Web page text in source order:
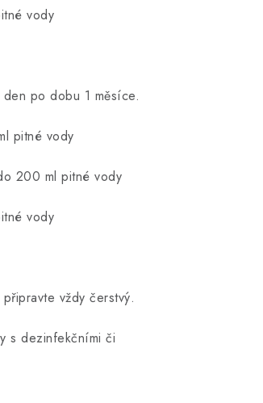
vody
po dobu 1 měsíce.
pitné vody
200 ml pitné vody
vody
vždy čerstvý.
s dezinfekčními či